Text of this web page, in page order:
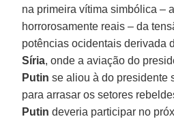
na primeira vítima simbólica –
horrorosamente reais – da
potências ocidentais derivada
Síria, onde a aviação do
Putin se aliou à do presidente
para arrasar os setores
Putin deveria participar no